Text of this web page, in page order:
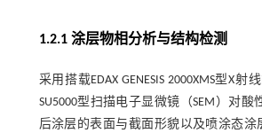
1.2.1 涂层物相分析与结构检测
采用搭载EDAX GENESIS 2000XMS型X射
SU5000型扫描电子显微镜（SEM）对酸
后涂层的表面与截面形貌以及喷涂态涂